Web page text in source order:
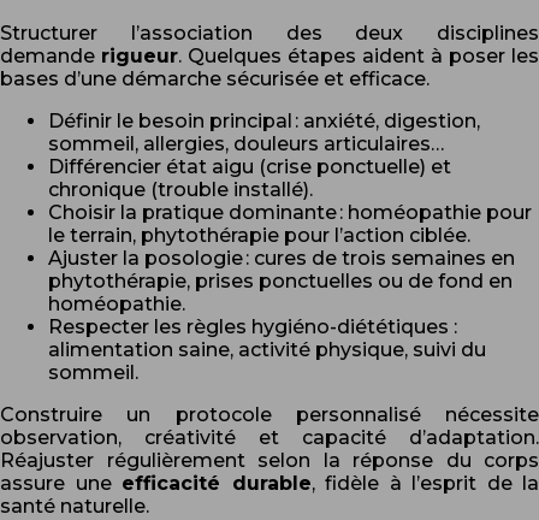
Structurer l’association des deux disciplines
demande rigueur. Quelques étapes aident à poser les
bases d’une démarche sécurisée et efficace.
Définir le besoin principal : anxiété, digestion,
sommeil, allergies, douleurs articulaires…
Différencier état aigu (crise ponctuelle) et
chronique (trouble installé).
Choisir la pratique dominante : homéopathie pour
le terrain, phytothérapie pour l’action ciblée.
Ajuster la posologie : cures de trois semaines en
phytothérapie, prises ponctuelles ou de fond en
homéopathie.
Respecter les règles hygiéno-diététiques :
alimentation saine, activité physique, suivi du
sommeil.
Construire un protocole personnalisé nécessite
observation, créativité et capacité d’adaptation.
Réajuster régulièrement selon la réponse du corps
assure une efficacité durable, fidèle à l’esprit de la
santé naturelle.